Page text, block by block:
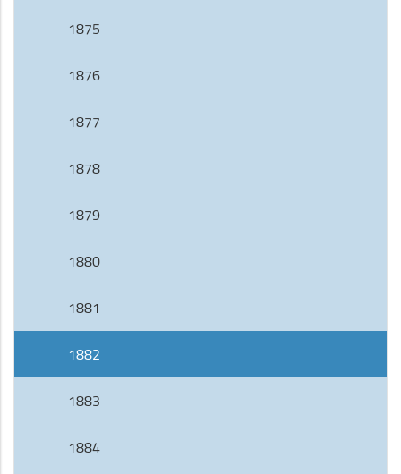
1875
1876
1877
1878
1879
1880
1881
1882
1883
1884